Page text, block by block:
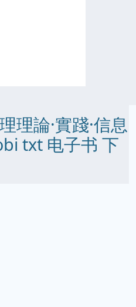
理論·實踐·信息
txt 电子书 下